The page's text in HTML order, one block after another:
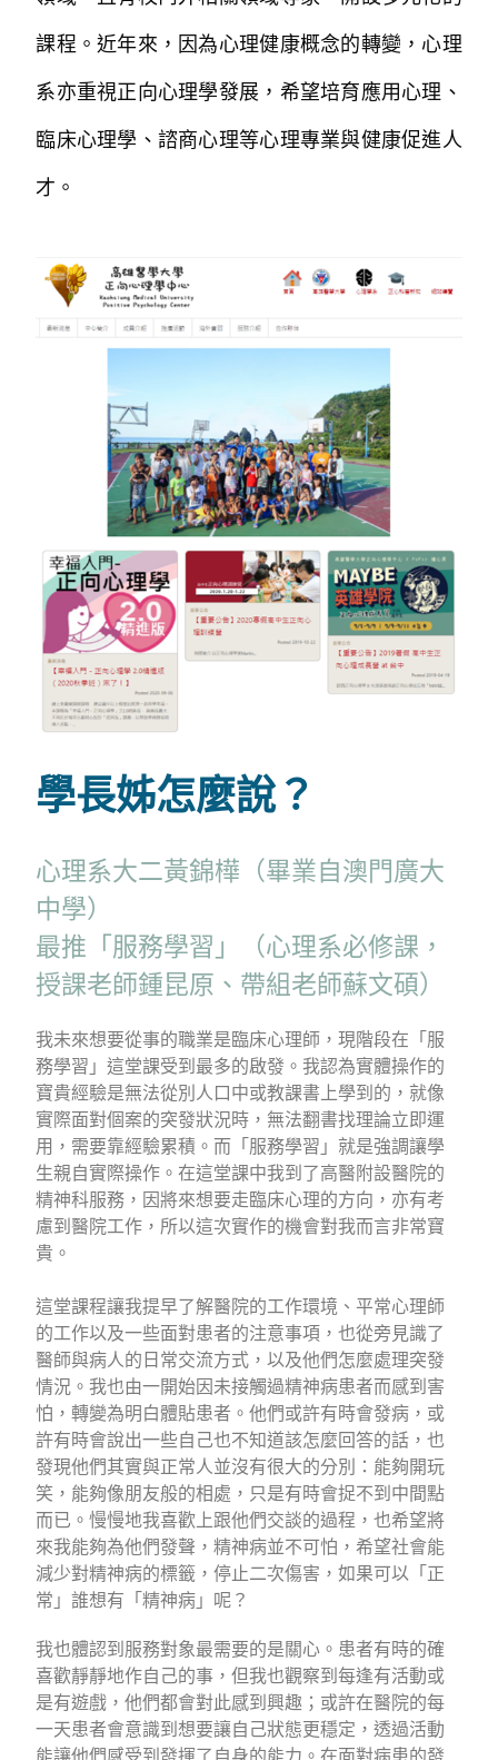
課程。近年來，因為心理健康概念的轉變，心理
系亦重視正向心理學發展，希望培育應用心理、
臨床心理學、諮商心理等心理專業與健康促進人
才。
學長姊怎麼說？
心理系大二黃錦樺（畢業自澳門廣大
中學）
最推「服務學習」（心理系必修課，
授課老師鍾昆原、帶組老師蘇文碩）
我未來想要從事的職業是臨床心理師，現階段在「服
務學習」這堂課受到最多的啟發。我認為實體操作的
寶貴經驗是無法從別人口中或教課書上學到的，就像
實際面對個案的突發狀況時，無法翻書找理論立即運
用，需要靠經驗累積。而「服務學習」就是強調讓學
生親自實際操作。在這堂課中我到了高醫附設醫院的
精神科服務，因將來想要走臨床心理的方向，亦有考
慮到醫院工作，所以這次實作的機會對我而言非常寶
貴。
這堂課程讓我提早了解醫院的工作環境、平常心理師
的工作以及一些面對患者的注意事項，也從旁見識了
醫師與病人的日常交流方式，以及他們怎麼處理突發
情況。我也由一開始因未接觸過精神病患者而感到害
怕，轉變為明白體貼患者。他們或許有時會發病，或
許有時會說出一些自己也不知道該怎麼回答的話，也
發現他們其實與正常人並沒有很大的分別：能夠開玩
笑，能夠像朋友般的相處，只是有時會捉不到中間點
而已。慢慢地我喜歡上跟他們交談的過程，也希望將
來我能夠為他們發聲，精神病並不可怕，希望社會能
減少對精神病的標籤，停止二次傷害，如果可以「正
常」誰想有「精神病」呢？
我也體認到服務對象最需要的是關心。患者有時的確
喜歡靜靜地作自己的事，但我也觀察到每逢有活動或
是有遊戲，他們都會對此感到興趣；或許在醫院的每
一天患者會意識到想要讓自己狀態更穩定，透過活動
能讓他們感受到發揮了自身的能力。在面對病患的發